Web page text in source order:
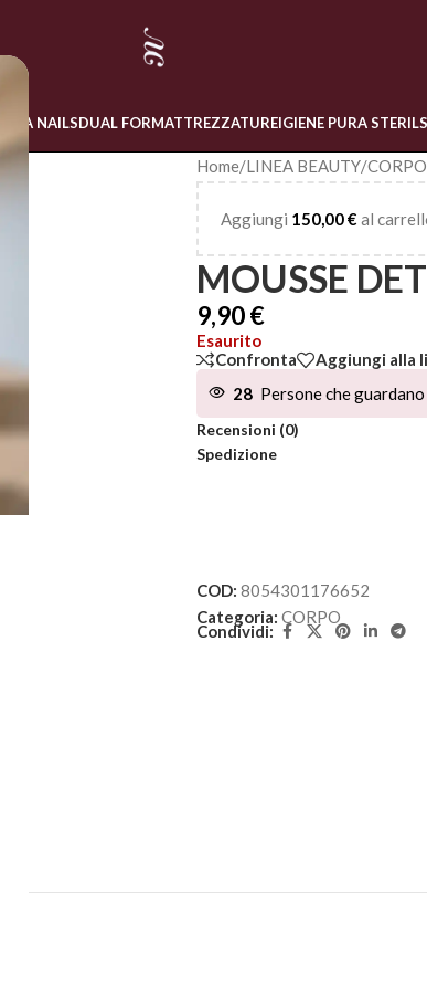
LINEA NAILSDUAL FORMATTREZZATUREIGIENE PURA STERIL
Home/LINEA BEAUTY/CORPO
Aggiungi 150,00€ al
MOUSSE
9,90€
Esaurito
Confronta
Aggiungi alla
28 Persone che
Recensioni (0)
Spedizione
COD: 8054301176652
Categoria: CORPO
Condividi: